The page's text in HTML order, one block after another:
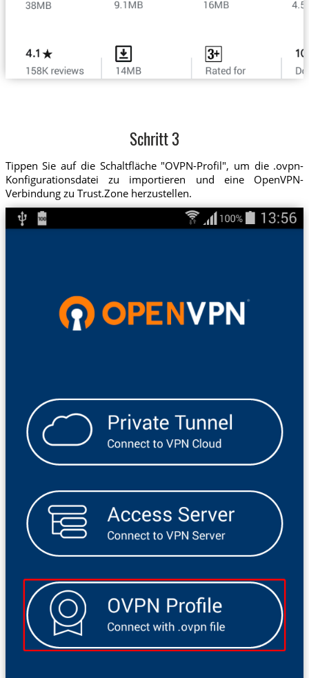
Schritt 3
Tippen Sie auf die Schaltfläche "OVPN-Profil", um die .ovpn-
Konfigurationsdatei zu importieren und eine OpenVPN-
Verbindung zu Trust.Zone herzustellen.